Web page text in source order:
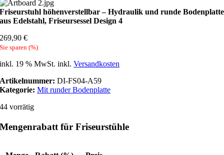
Friseurstuhl höhenverstellbar – Hydraulik und runde Bodenplatte
aus Edelstahl, Friseursessel Design 4
269,90€
Sie sparen(%)
inkl. 19 % MwSt. inkl.Versandkosten
Artikelnummer: DI-FS04-A59
Kategorie: Mit runder Bodenplatte
44 vorrätig
Mengenrabatt für Friseurstühle